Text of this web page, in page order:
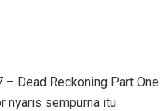
Dead Reckoning Part One
nyaris sempurna itu